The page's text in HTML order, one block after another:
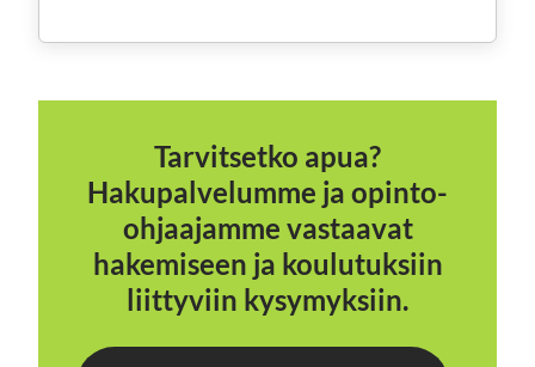
Tarvitsetko apua?
Hakupalvelumme ja opinto-
ohjaajamme vastaavat
hakemiseen ja koulutuksiin
liittyviin kysymyksiin.